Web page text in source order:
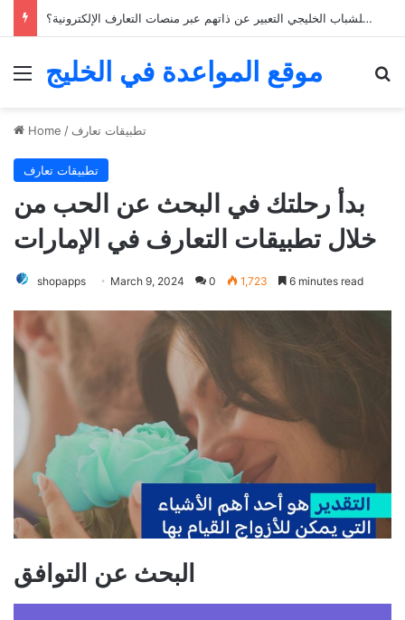
خمسة نصائح للعثور على الحب من خلال تطبيقات التعارف في الخليج
Menu
موقع المواعدة في الخليج
Home / تطبيقات تعارف
تطبيقات تعارف
بدأ رحلتك في البحث عن الحب من
خلال تطبيقات التعارف في الإمارات
shopapps March 9, 2024 0 1,723 6 minutes read
البحث عن التوافق